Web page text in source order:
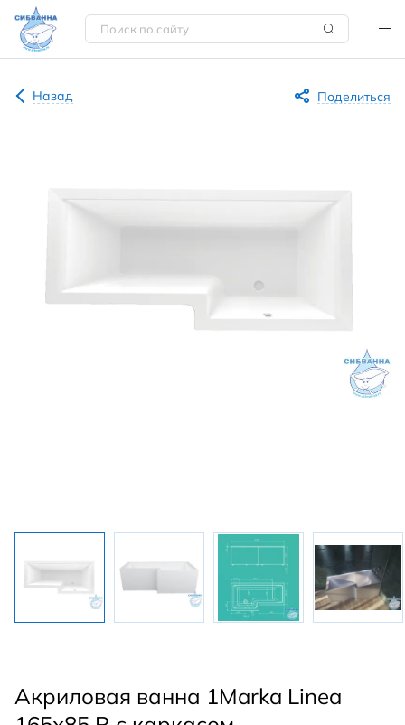
Назад Поделиться
Акриловая ванна 1Marka Linea